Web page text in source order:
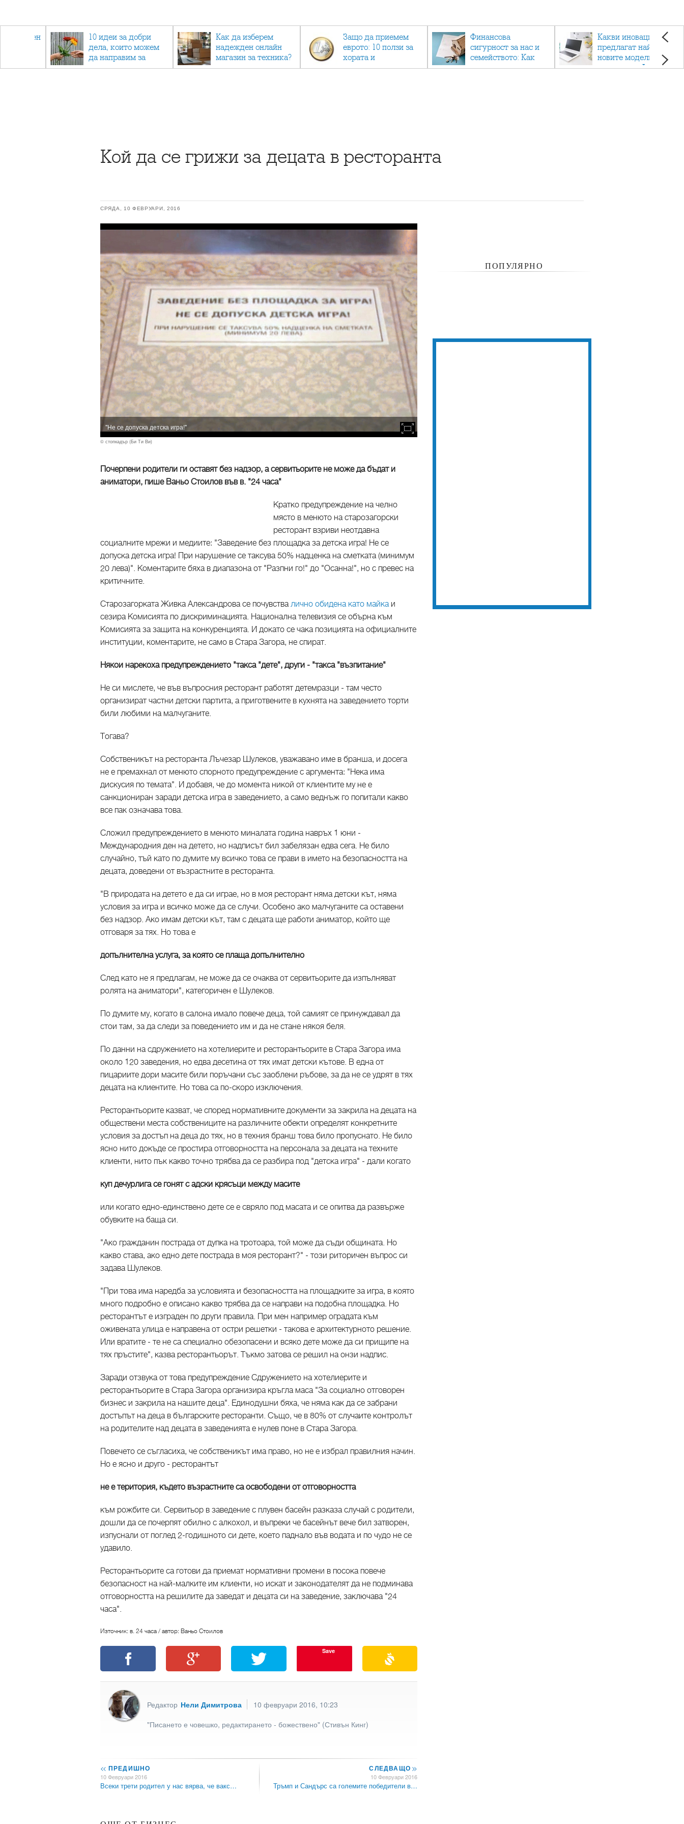
- намален
10 идеи за добри
дела, които можем
да направим за
напълно непознат
Как да изберем
надежден онлайн
магазин за техника?
Защо да приемем
еврото: 10 ползи за
хората и
икономиката
Финансова
сигурност за нас и
семейството: Как
помагат
Какви иновации
предлагат най-
новите модели
лаптопи на Acer?
Кой да се грижи за децата в ресторанта
СРЯДА, 10 ФЕВРУАРИ, 2016
"Не се допуска детска игра!"
© стопкадър (Би Ти Ви)
Почерпени родители ги оставят без надзор, а сервитьорите не може да бъдат и
аниматори, пише Ваньо Стоилов във в. "24 часа"
Кратко предупреждение на челно
място в менюто на старозагорски
ресторант взриви неотдавна
социалните мрежи и медиите: "Заведение без площадка за детска игра! Не се
допуска детска игра! При нарушение се таксува 50% надценка на сметката (минимум
20 лева)". Коментарите бяха в диапазона от "Разпни го!" до "Осанна!", но с превес на
критичните.
Старозагорката Живка Александрова се почувствалично обидена като майкаи
сезира Комисията по дискриминацията. Национална телевизия се обърна към
Комисията за защита на конкуренцията. И докато се чака позицията на официалните
институции, коментарите, не само в Стара Загора, не спират.
Някои нарекоха предупреждението "такса "дете", други - "такса "възпитание"
Не си мислете, че във въпросния ресторант работят детемразци - там често
организират частни детски партита, а приготвените в кухнята на заведението торти
били любими на малчуганите.
Тогава?
Собственикът на ресторанта Лъчезар Шулеков, уважавано име в бранша, и досега
не е премахнал от менюто спорното предупреждение с аргумента: "Нека има
дискусия по темата". И добавя, че до момента никой от клиентите му не е
санкциониран заради детска игра в заведението, а само веднъж го попитали какво
все пак означава това.
Сложил предупреждението в менюто миналата година навръх 1 юни -
Международния ден на детето, но надписът бил забелязан едва сега. Не било
случайно, тъй като по думите му всичко това се прави в името на безопасността на
децата, доведени от възрастните в ресторанта.
"В природата на детето е да си играе, но в моя ресторант няма детски кът, няма
условия за игра и всичко може да се случи. Особено ако малчуганите са оставени
без надзор. Ако имам детски кът, там с децата ще работи аниматор, който ще
отговаря за тях. Но това е
допълнителна услуга, за която се плаща допълнително
След като не я предлагам, не може да се очаква от сервитьорите да изпълняват
ролята на аниматори", категоричен е Шулеков.
По думите му, когато в салона имало повече деца, той самият се принуждавал да
стои там, за да следи за поведението им и да не стане някоя беля.
По данни на сдружението на хотелиерите и ресторантьорите в Стара Загора има
около 120 заведения, но едва десетина от тях имат детски кътове. В една от
пицариите дори масите били поръчани със заоблени ръбове, за да не се удрят в тях
децата на клиентите. Но това са по-скоро изключения.
Ресторантьорите казват, че според нормативните документи за закрила на децата на
обществени места собствениците на различните обекти определят конкретните
условия за достъп на деца до тях, но в техния бранш това било пропуснато. Не било
ясно нито докъде се простира отговорността на персонала за децата на техните
клиенти, нито пък какво точно трябва да се разбира под "детска игра" - дали когато
куп дечурлига се гонят с адски крясъци между масите
или когато едно-единствено дете се е свряло под масата и се опитва да развърже
обувките на баща си.
"Ако гражданин пострада от дупка на тротоара, той може да съди общината. Но
какво става, ако едно дете пострада в моя ресторант?" - този риторичен въпрос си
задава Шулеков.
"При това има наредба за условията и безопасността на площадките за игра, в която
много подробно е описано какво трябва да се направи на подобна площадка. Но
ресторантът е изграден по други правила. При мен например оградата към
оживената улица е направена от остри решетки - такова е архитектурното решение.
Или вратите - те не са специално обезопасени и всяко дете може да си прищипе на
тях пръстите", казва ресторантьорът. Тъкмо затова се решил на онзи надпис.
Заради отзвука от това предупреждение Сдружението на хотелиерите и
ресторантьорите в Стара Загора организира кръгла маса "За социално отговорен
бизнес и закрила на нашите деца". Единодушни бяха, че няма как да се забрани
достъпът на деца в българските ресторанти. Също, че в 80% от случаите контролът
на родителите над децата в заведенията е нулев поне в Стара Загора.
Повечето се съгласиха, че собственикът има право, но не е избрал правилния начин.
Но е ясно и друго - ресторантът
не е територия, където възрастните са освободени от отговорността
към рожбите си. Сервитьор в заведение с плувен басейн разказа случай с родители,
дошли да се почерпят обилно с алкохол, и въпреки че басейнът вече бил затворен,
изпуснали от поглед 2-годишното си дете, което паднало във водата и по чудо не се
удавило.
Ресторантьорите са готови да приемат нормативни промени в посока повече
безопасност на най-малките им клиенти, но искат и законодателят да не подминава
отговорността на решилите да заведат и децата си на заведение, заключава "24
часа".
Източник: в. 24 часа / автор: Ваньо Стоилов
Save
Редактор Нели Димитрова
10 февруари 2016, 10:23
"Писането е човешко, редактирането - божествено" (Стивън Кинг)
<< ПРЕДИШНО
10 Февруари 2016
Всеки трети родител у нас вярва, че вакс…
СЛЕДВАЩО>>
10 Февруари 2016
Тръмп и Сандърс са големите победители в…
ПОПУЛЯРНО